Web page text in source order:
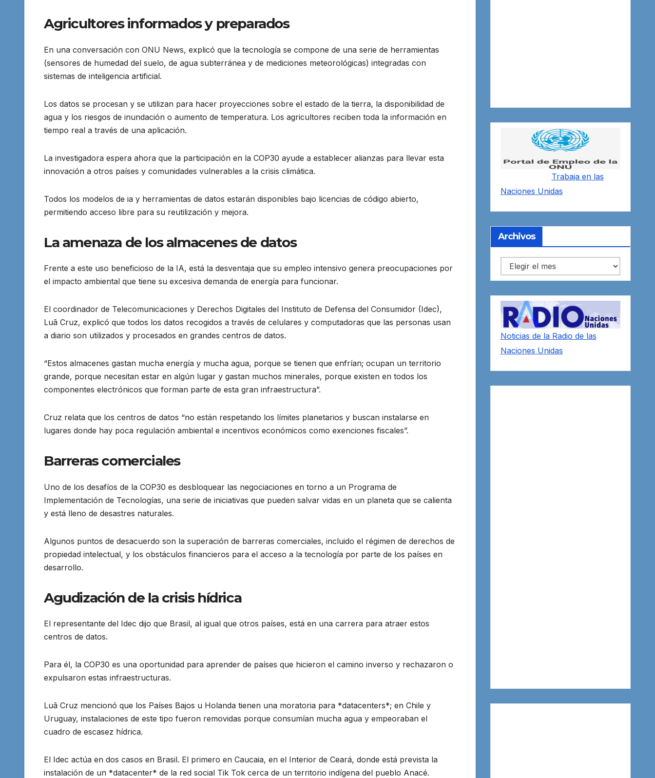
Agricultores informados y preparados
En una conversación con ONU News, explicó que la tecnología se compone de una serie de herramientas
(sensores de humedad del suelo, de agua subterránea y de mediciones meteorológicas) integradas con
sistemas de inteligencia artificial.
Los datos se procesan y se utilizan para hacer proyecciones sobre el estado de la tierra, la disponibilidad de
agua y los riesgos de inundación o aumento de temperatura. Los agricultores reciben toda la información en
tiempo real a través de una aplicación.
La investigadora espera ahora que la participación en la COP30 ayude a establecer alianzas para llevar esta
innovación a otros países y comunidades vulnerables a la crisis climática.
Todos los modelos de ia y herramientas de datos estarán disponibles bajo licencias de código abierto,
permitiendo acceso libre para su reutilización y mejora.
La amenaza de los almacenes de datos
Frente a este uso beneficioso de la IA, está la desventaja que su empleo intensivo genera preocupaciones por
el impacto ambiental que tiene su excesiva demanda de energía para funcionar.
El coordinador de Telecomunicaciones y Derechos Digitales del Instituto de Defensa del Consumidor (Idec),
Luã Cruz, explicó que todos los datos recogidos a través de celulares y computadoras que las personas usan
a diario son utilizados y procesados en grandes centros de datos.
“Estos almacenes gastan mucha energía y mucha agua, porque se tienen que enfrían; ocupan un territorio
grande, porque necesitan estar en algún lugar y gastan muchos minerales, porque existen en todos los
componentes electrónicos que forman parte de esta gran infraestructura”.
Cruz relata que los centros de datos “no están respetando los límites planetarios y buscan instalarse en
lugares donde hay poca regulación ambiental e incentivos económicos como exenciones fiscales”.
Barreras comerciales
Uno de los desafíos de la COP30 es desbloquear las negociaciones en torno a un Programa de
Implementación de Tecnologías, una serie de iniciativas que pueden salvar vidas en un planeta que se calienta
y está lleno de desastres naturales.
Algunos puntos de desacuerdo son la superación de barreras comerciales, incluido el régimen de derechos de
propiedad intelectual, y los obstáculos financieros para el acceso a la tecnología por parte de los países en
desarrollo.
Agudización de la crisis hídrica
El representante del Idec dijo que Brasil, al igual que otros países, está en una carrera para atraer estos
centros de datos.
Para él, la COP30 es una oportunidad para aprender de países que hicieron el camino inverso y rechazaron o
expulsaron estas infraestructuras.
Luã Cruz mencionó que los Países Bajos u Holanda tienen una moratoria para *datacenters*; en Chile y
Uruguay, instalaciones de este tipo fueron removidas porque consumían mucha agua y empeoraban el
cuadro de escasez hídrica.
El Idec actúa en dos casos en Brasil. El primero en Caucaia, en el Interior de Ceará, donde está prevista la
instalación de un *datacenter* de la red social Tik Tok cerca de un territorio indígena del pueblo Anacé.
Trabaja en las
Naciones Unidas
Archivos
Archivos
Noticias de la Radio de las
Naciones Unidas